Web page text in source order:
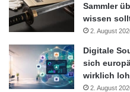
Sammler
wissen
2. August
Digitale
sich
wirklich
2. August